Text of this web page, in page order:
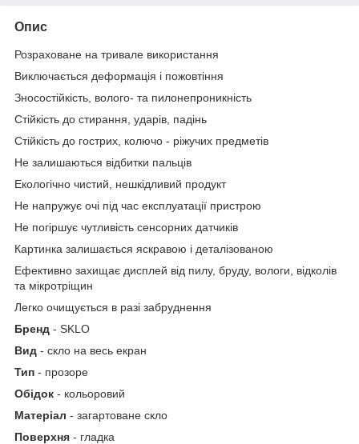
Опис
Розраховане на тривале використання
Виключається деформація і пожовтіння
Зносостійкість, волого- та пилонепроникність
Стійкість до стирання, ударів, падінь
Стійкість до гострих, колючо - ріжучих предметів
Не залишаються відбитки пальців
Екологічно чистий, нешкідливий продукт
Не напружує очі під час експлуатації пристрою
Не погіршує чутливість сенсорних датчиків
Картинка залишається яскравою і деталізованою
Ефективно захищає дисплей від пилу, бруду, вологи, відколів
та мікротріщин
Легко очищується в разі забруднення
Бренд - SKLO
Вид - скло на весь екран
Тип - прозоре
Обiдок - кольоровий
Матеріал - загартоване скло
Поверхня - гладка